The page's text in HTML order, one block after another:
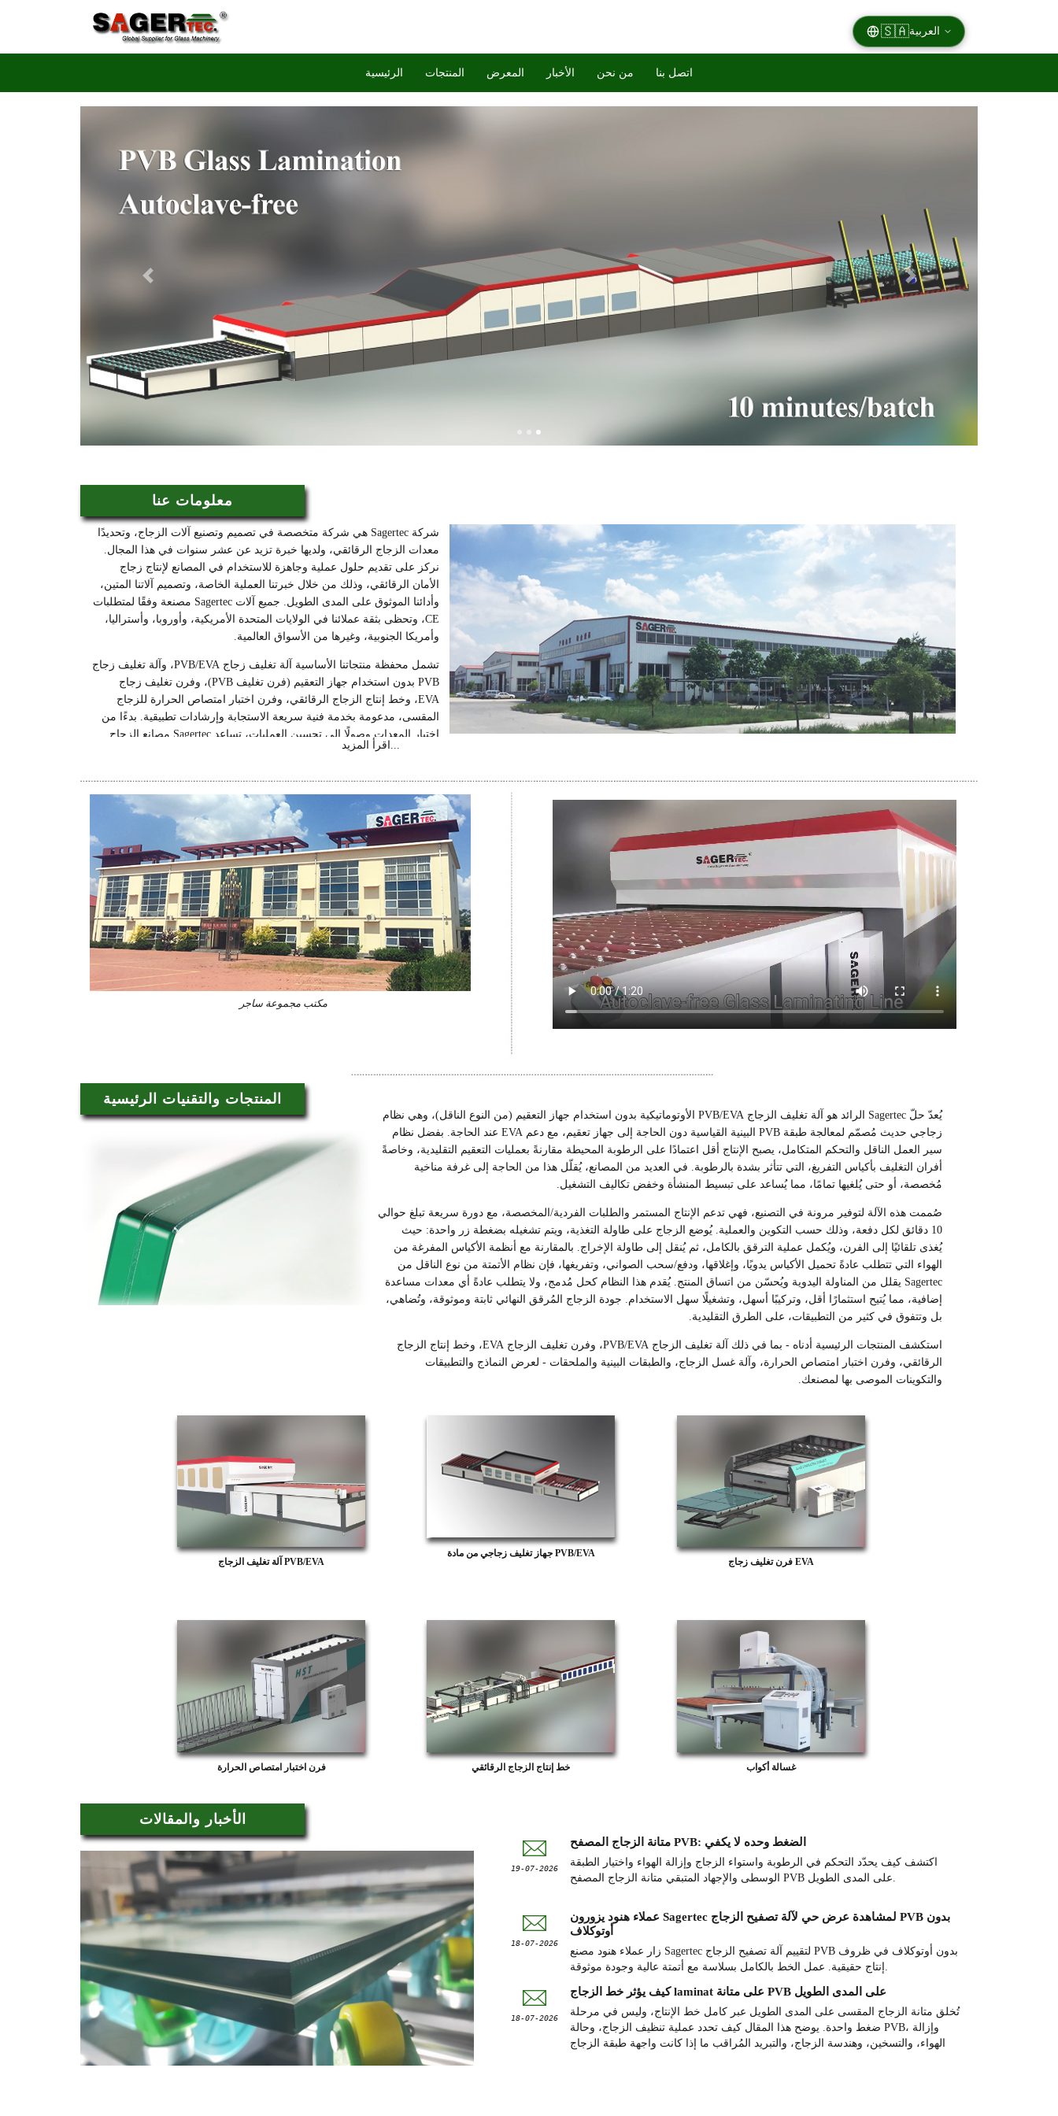
🇸🇦العربية
الرئيسية المنتجات المعرض الأخبار من نحن اتصل بنا
Autoclave-Free PVB/EVA Glass Laminating Machines
معلومات عنا
شركة Sagertec هي شركة متخصصة في تصميم وتصنيع آلات الزجاج، وتحديدًا
معدات الزجاج الرقائقي، ولديها خبرة تزيد عن عشر سنوات في هذا المجال.
نركز على تقديم حلول عملية وجاهزة للاستخدام في المصانع لإنتاج زجاج
الأمان الرقائقي، وذلك من خلال خبرتنا العملية الخاصة، وتصميم آلاتنا المتين،
وأدائنا الموثوق على المدى الطويل. جميع آلات Sagertec مصنعة وفقًا لمتطلبات
CE، وتحظى بثقة عملائنا في الولايات المتحدة الأمريكية، وأوروبا، وأستراليا،
وأمريكا الجنوبية، وغيرها من الأسواق العالمية.
تشمل محفظة منتجاتنا الأساسية آلة تغليف زجاج PVB/EVA، وآلة تغليف زجاج
PVB بدون استخدام جهاز التعقيم (فرن تغليف PVB)، وفرن تغليف زجاج
EVA، وخط إنتاج الزجاج الرقائقي، وفرن اختبار امتصاص الحرارة للزجاج
المقسى، مدعومة بخدمة فنية سريعة الاستجابة وإرشادات تطبيقية. بدءًا من
اختيار المعدات وصولًا إلى تحسين العمليات، تساعد Sagertec مصانع الزجاج
على رفع الكفاءة، وتقليل الاعتماد على العمالة، وإنتاج زجاج رقائقي بجودة
مكتب مجموعة ساجر
المنتجات والتقنيات الرئيسية
يُعدّ حلّ Sagertec الرائد هو آلة تغليف الزجاج PVB/EVA الأوتوماتيكية بدون استخدام جهاز التعقيم (من النوع الناقل)، وهي نظام
زجاجي حديث مُصمّم لمعالجة طبقة PVB البينية القياسية دون الحاجة إلى جهاز تعقيم، مع دعم EVA عند الحاجة. بفضل نظام
سير العمل الناقل والتحكم المتكامل، يصبح الإنتاج أقل اعتمادًا على الرطوبة المحيطة مقارنةً بعمليات التعقيم التقليدية، وخاصةً
أفران التغليف بأكياس التفريغ، التي تتأثر بشدة بالرطوبة. في العديد من المصانع، يُقلّل هذا من الحاجة إلى غرفة مناخية
مُخصصة، أو حتى يُلغيها تمامًا، مما يُساعد على تبسيط المنشأة وخفض تكاليف التشغيل.
صُممت هذه الآلة لتوفير مرونة في التصنيع، فهي تدعم الإنتاج المستمر والطلبات الفردية/المخصصة، مع دورة سريعة تبلغ حوالي
10 دقائق لكل دفعة، وذلك حسب التكوين والعملية. يُوضع الزجاج على طاولة التغذية، ويتم تشغيله بضغطة زر واحدة: حيث
يُغذى تلقائيًا إلى الفرن، ويُكمل عملية الترقق بالكامل، ثم يُنقل إلى طاولة الإخراج. بالمقارنة مع أنظمة الأكياس المفرغة من
الهواء التي تتطلب عادةً تحميل الأكياس يدويًا، وإغلاقها، ودفع/سحب الصواني، وتفريغها، فإن نظام الأتمتة من نوع الناقل من
Sagertec يقلل من المناولة اليدوية ويُحسّن من اتساق المنتج. يُقدم هذا النظام كحل مُدمج، ولا يتطلب عادةً أي معدات مساعدة
إضافية، مما يُتيح استثمارًا أقل، وتركيبًا أسهل، وتشغيلًا سهل الاستخدام. جودة الزجاج المُرقق النهائي ثابتة وموثوقة، وتُضاهي،
بل وتتفوق في كثير من التطبيقات، على الطرق التقليدية.
استكشف المنتجات الرئيسية أدناه - بما في ذلك آلة تغليف الزجاج PVB/EVA، وفرن تغليف الزجاج EVA، وخط إنتاج الزجاج
الرقائقي، وفرن اختبار امتصاص الحرارة، وآلة غسل الزجاج، والطبقات البينية والملحقات - لعرض النماذج والتطبيقات
والتكوينات الموصى بها لمصنعك.
آلة تغليف الزجاج PVB/EVA
جهاز تغليف زجاجي من مادة PVB/EVA
فرن تغليف زجاج EVA
فرن اختبار امتصاص الحرارة خط إنتاج الزجاج الرقائقي غسالة أكواب
الأخبار والمقالات
19-07-2026
متانة الزجاج المصفح PVB: الضغط وحده لا يكفي
اكتشف كيف يحدّد التحكم في الرطوبة واستواء الزجاج وإزالة الهواء واختيار الطبقة
18-07-2026
عملاء هنود يزورون Sagertec لمشاهدة عرض حي لآلة تصفيح الزجاج PVB بدون
أوتوكلاف
زار عملاء هنود مصنع Sagertec لتقييم آلة تصفيح الزجاج PVB بدون أوتوكلاف في ظروف
18-07-2026
كيف يؤثر خط الزجاج laminat على متانة PVB على المدى الطويل
تُخلق متانة الزجاج المقسى على المدى الطويل عبر كامل خط الإنتاج، وليس في مرحلة
ضغط واحدة. يوضح هذا المقال كيف تحدد عملية تنظيف الزجاج، وحالة PVB، وإزالة
الهواء، والتسخين، وهندسة الزجاج، والتبريد المُراقب ما إذا كانت واجهة طبقة الزجاج